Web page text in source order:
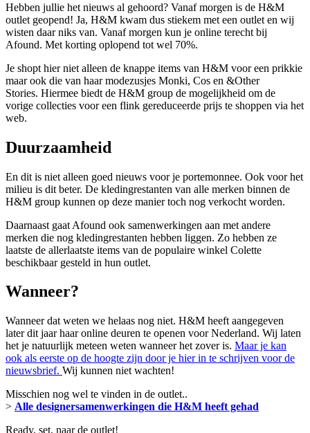
Hebben jullie het nieuws al gehoord? Vanaf morgen is de H&M
outlet geopend! Ja, H&M kwam dus stiekem met een outlet en wij
wisten daar niks van. Vanaf morgen kun je online terecht bij
Afound. Met korting oplopend tot wel 70%.
Je shopt hier niet alleen de knappe items van H&M voor een prikkie
maar ook die van haar modezusjes Monki, Cos en &Other
Stories. Hiermee biedt de H&M group de mogelijkheid om de
vorige collecties voor een flink gereduceerde prijs te shoppen via het
web.
Duurzaamheid
En dit is niet alleen goed nieuws voor je portemonnee. Ook voor het
milieu is dit beter. De kledingrestanten van alle merken binnen de
H&M group kunnen op deze manier toch nog verkocht worden.
Daarnaast gaat Afound ook samenwerkingen aan met andere
merken die nog kledingrestanten hebben liggen. Zo hebben ze
laatste de allerlaatste items van de populaire winkel Colette
beschikbaar gesteld in hun outlet.
Wanneer?
Wanneer dat weten we helaas nog niet. H&M heeft aangegeven
later dit jaar haar online deuren te openen voor Nederland. Wij laten
het je natuurlijk meteen weten wanneer het zover is. Maar je kan
ook als eerste op de hoogte zijn door je hier in te schrijven voor de
nieuwsbrief. Wij kunnen niet wachten!
Misschien nog wel te vinden in de outlet..
> Alle designersamenwerkingen die H&M heeft gehad
Ready, set, naar de outlet!